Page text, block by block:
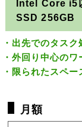
Intel Core i5
SSD 256GB
出先でのタスク
外回り中心のワ
限られたスペ
月額